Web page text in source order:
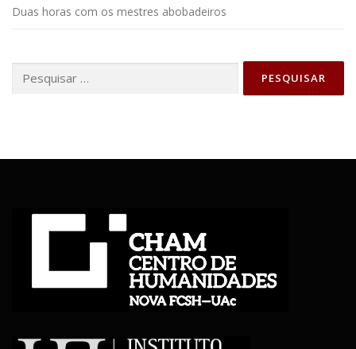
Duas horas com os mestres abobadeiros